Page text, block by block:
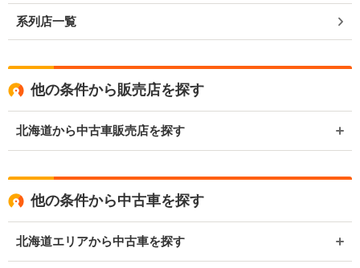
系列店一覧
他の条件から販売店を探す
北海道から中古車販売店を探す
他の条件から中古車を探す
北海道エリアから中古車を探す